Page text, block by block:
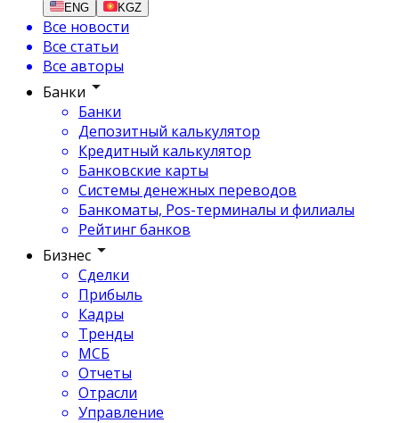
ENG KGZ
Все новости
Все статьи
Все авторы
Банки
Банки
Депозитный калькулятор
Кредитный калькулятор
Банковские карты
Системы денежных переводов
Банкоматы, Pos-терминалы и филиалы
Рейтинг банков
Бизнес
Сделки
Прибыль
Кадры
Тренды
МСБ
Отчеты
Отрасли
Управление